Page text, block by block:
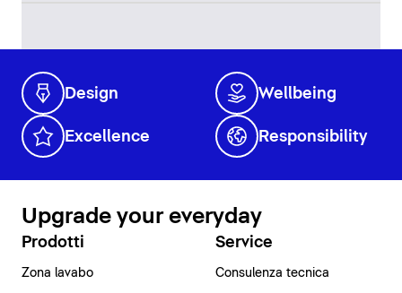
Design Wellbeing
Excellence Responsibility
Upgrade your everyday
Prodotti
Zona lavabo
Service
Consulenza tecnica